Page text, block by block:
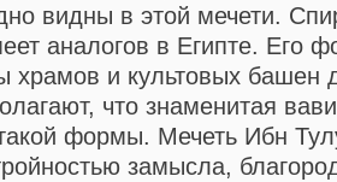
видны в этой мечети.
аналогов в Египте. Его
храмов и культовых башен
что знаменитая
формы. Мечеть Ибн
замысла,